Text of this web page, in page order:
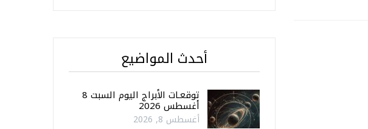
أحدث المواضيع
توقعـات الأبراج اليوم السبت 8
أغسطس 2026
أغسطس 8, 2026